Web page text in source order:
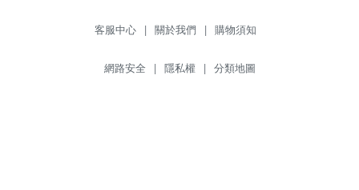
客服中心 | 關於我們 | 購物須知
網路安全 | 隱私權 | 分類地圖